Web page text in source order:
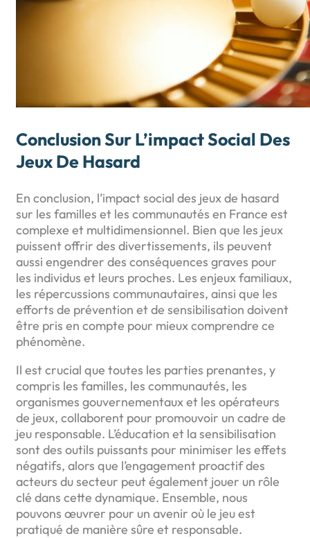
Conclusion Sur L’impact Social Des
Jeux De Hasard
En conclusion, l’impact social des jeux de hasard
sur les familles et les communautés en France est
complexe et multidimensionnel. Bien que les jeux
puissent offrir des divertissements, ils peuvent
aussi engendrer des conséquences graves pour
les individus et leurs proches. Les enjeux familiaux,
les répercussions communautaires, ainsi que les
efforts de prévention et de sensibilisation doivent
être pris en compte pour mieux comprendre ce
phénomène.
Il est crucial que toutes les parties prenantes, y
compris les familles, les communautés, les
organismes gouvernementaux et les opérateurs
de jeux, collaborent pour promouvoir un cadre de
jeu responsable. L’éducation et la sensibilisation
sont des outils puissants pour minimiser les effets
négatifs, alors que l’engagement proactif des
acteurs du secteur peut également jouer un rôle
clé dans cette dynamique. Ensemble, nous
pouvons œuvrer pour un avenir où le jeu est
pratiqué de manière sûre et responsable.